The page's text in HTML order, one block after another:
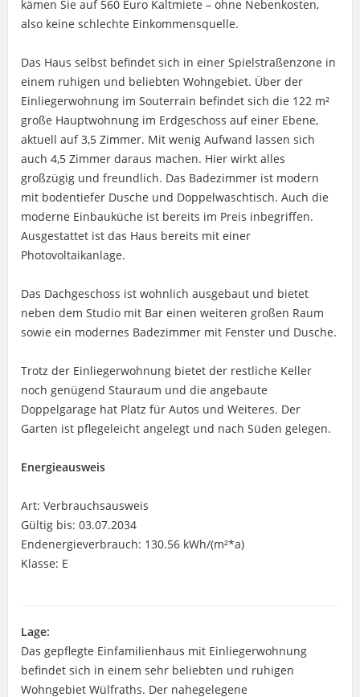
kämen Sie auf 560 Euro Kaltmiete – ohne Nebenkosten,
also keine schlechte Einkommensquelle.
Das Haus selbst befindet sich in einer Spielstraßenzone in
einem ruhigen und beliebten Wohngebiet. Über der
Einliegerwohnung im Souterrain befindet sich die 122 m²
große Hauptwohnung im Erdgeschoss auf einer Ebene,
aktuell auf 3,5 Zimmer. Mit wenig Aufwand lassen sich
auch 4,5 Zimmer daraus machen. Hier wirkt alles
großzügig und freundlich. Das Badezimmer ist modern
mit bodentiefer Dusche und Doppelwaschtisch. Auch die
moderne Einbauküche ist bereits im Preis inbegriffen.
Ausgestattet ist das Haus bereits mit einer
Photovoltaikanlage.
Das Dachgeschoss ist wohnlich ausgebaut und bietet
neben dem Studio mit Bar einen weiteren großen Raum
sowie ein modernes Badezimmer mit Fenster und Dusche.
Trotz der Einliegerwohnung bietet der restliche Keller
noch genügend Stauraum und die angebaute
Doppelgarage hat Platz für Autos und Weiteres. Der
Garten ist pflegeleicht angelegt und nach Süden gelegen.
Energieausweis
Art: Verbrauchsausweis
Gültig bis: 03.07.2034
Endenergieverbrauch: 130.56 kWh/(m²*a)
Klasse: E
Lage:
Das gepflegte Einfamilienhaus mit Einliegerwohnung
befindet sich in einem sehr beliebten und ruhigen
Wohngebiet Wülfraths. Der nahegelegene